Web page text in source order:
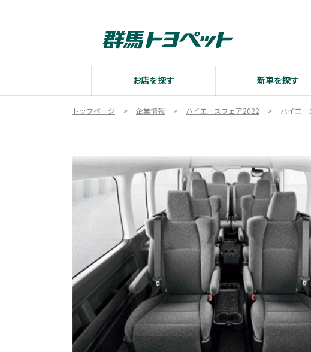
お店を探す 新車を探す
トップページ 企業情報 ハイエースフェア2022 ハイエ